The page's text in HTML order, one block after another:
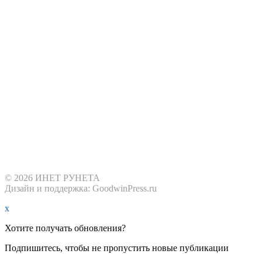
© 2026 ИНЕТ РУНЕТА
Дизайн и поддержка: GoodwinPress.ru
x
Хотите получать обновления?
Подпишитесь, чтобы не пропустить новые публикации